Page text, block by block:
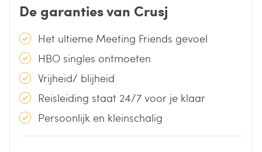
De garanties van Crusj
Het ultieme Meeting Friends gevoel
HBO singles ontmoeten
Vrijheid/ blijheid
Reisleiding staat 24/7 voor je klaar
Persoonlijk en kleinschalig